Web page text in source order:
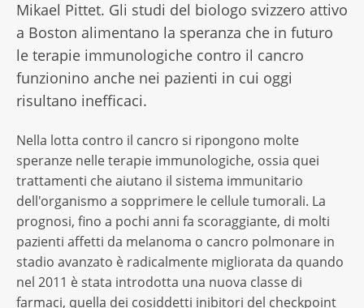
Mikael Pittet. Gli studi del biologo svizzero attivo
a Boston alimentano la speranza che in futuro
le terapie immunologiche contro il cancro
funzionino anche nei pazienti in cui oggi
risultano inefficaci.
Nella lotta contro il cancro si ripongono molte
speranze nelle terapie immunologiche, ossia quei
trattamenti che aiutano il sistema immunitario
dell'organismo a sopprimere le cellule tumorali. La
prognosi, fino a pochi anni fa scoraggiante, di molti
pazienti affetti da melanoma o cancro polmonare in
stadio avanzato è radicalmente migliorata da quando
nel 2011 è stata introdotta una nuova classe di
farmaci, quella dei cosiddetti inibitori del checkpoint